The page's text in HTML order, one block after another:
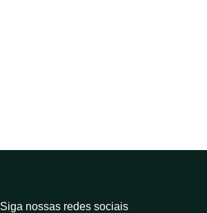
Siga nossas redes sociais